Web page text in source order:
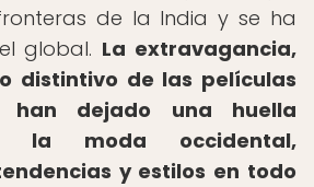
de la India y se ha
global. La extravagancia,
distintivo de las películas
han dejado una huella
la moda occidental,
y estilos en todo